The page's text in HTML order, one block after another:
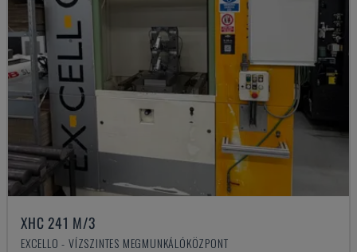
XHC 241 M/3
EXCELLO - VÍZSZINTES MEGMUNKÁLÓKÖZPONT